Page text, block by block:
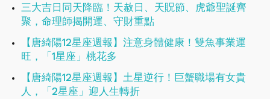
三大吉日同天降臨！天赦日、天貺節、虎爺聖誕齊
聚，命理師揭開運、守財重點
【唐綺陽12星座週報】注意身體健康！​​​​​​​雙魚事業運
旺，「1星座」桃花多
【唐綺陽12星座週報】土星逆行！巨蟹職場有女貴
人，「2星座」迎人生轉折